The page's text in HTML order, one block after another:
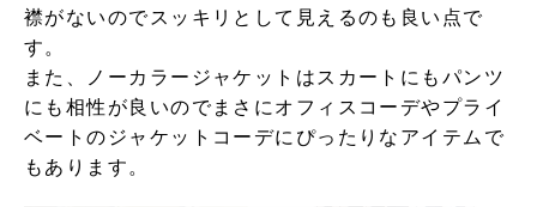
襟がないのでスッキリとして見えるのも良い点で
す。
また、ノーカラージャケットはスカートにもパンツ
にも相性が良いのでまさにオフィスコーデやプライ
ベートのジャケットコーデにぴったりなアイテムで
もあります。